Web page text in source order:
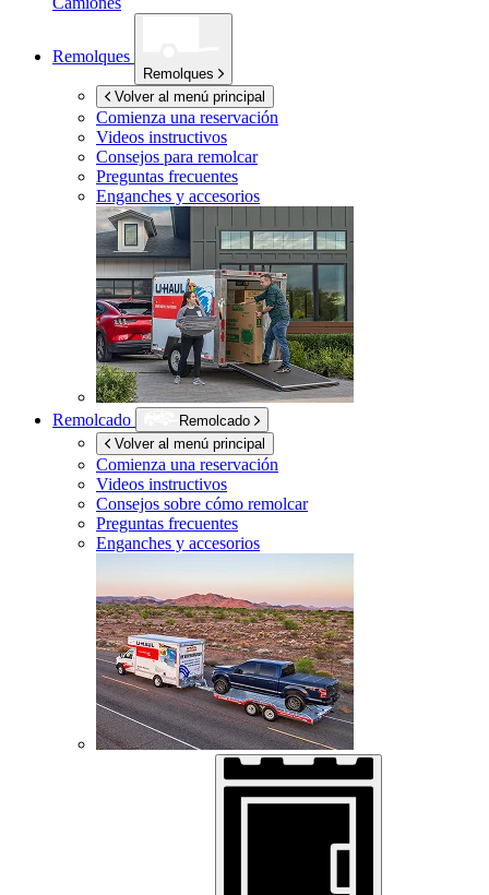
Remolques
Remolques
Volver al menú principal
Comienza una reservación
Videos instructivos
Consejos para remolcar
Preguntas frecuentes
Enganches y accesorios
Remolcado
Remolcado
Volver al menú principal
Comienza una reservación
Videos instructivos
Consejos sobre cómo remolcar
Preguntas frecuentes
Enganches y accesorios